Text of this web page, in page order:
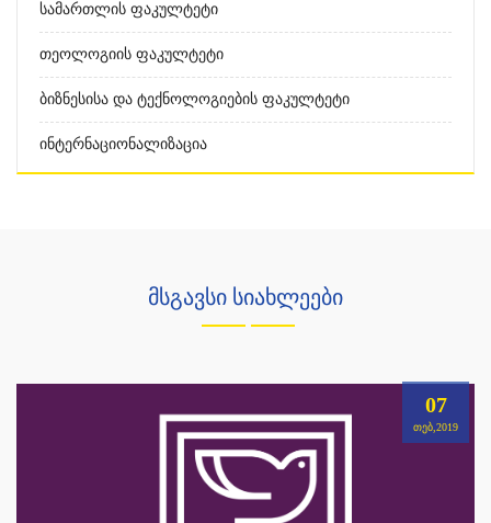
Სამართლის Ფაკულტეტი
Თეოლოგიის Ფაკულტეტი
Ბიზნესისა Და Ტექნოლოგიების Ფაკულტეტი
Ინტერნაციონალიზაცია
მსგავსი სიახლეები
07
ᲗᲔᲑ,2019